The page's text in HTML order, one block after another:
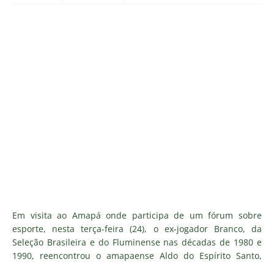
Em visita ao Amapá onde participa de um fórum sobre
esporte, nesta terça-feira (24), o ex-jogador Branco, da
Seleção Brasileira e do Fluminense nas décadas de 1980 e
1990, reencontrou o amapaense Aldo do Espírito Santo,